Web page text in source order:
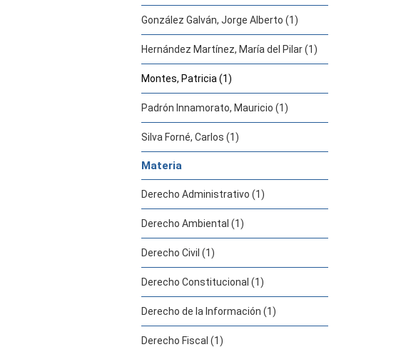
González Galván, Jorge Alberto (1)
Hernández Martínez, María del Pilar (1)
Montes, Patricia (1)
Padrón Innamorato, Mauricio (1)
Silva Forné, Carlos (1)
Materia
Derecho Administrativo (1)
Derecho Ambiental (1)
Derecho Civil (1)
Derecho Constitucional (1)
Derecho de la Información (1)
Derecho Fiscal (1)